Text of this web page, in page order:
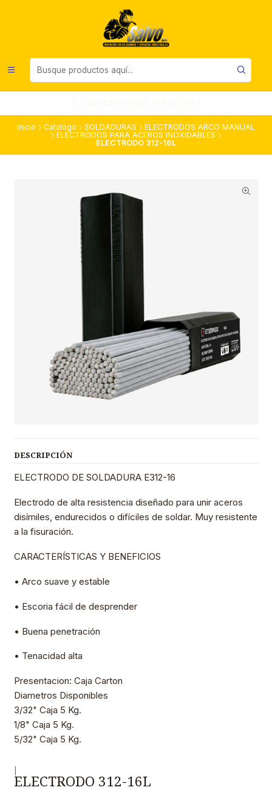
Inicio Catalogo SOLDADURAS
ELECTRODOS ARCO MANUAL
ELECTRODOS PARA ACEROS INOXIDABLES
ELECTRODO 312-16L
DESCRIPCIÓN
ELECTRODO DE SOLDADURA E312-16
Electrodo de alta resistencia diseñado para unir aceros
disímiles, endurecidos o difíciles de soldar. Muy resistente
a la fisuración.
CARACTERÍSTICAS Y BENEFICIOS
• Arco suave y estable
• Escoria fácil de desprender
• Buena penetración
• Tenacidad alta
Presentacion: Caja Carton
Diametros Disponibles
3/32" Caja 5 Kg.
1/8" Caja 5 Kg.
5/32" Caja 5 Kg.
ELECTRODO 312-16L